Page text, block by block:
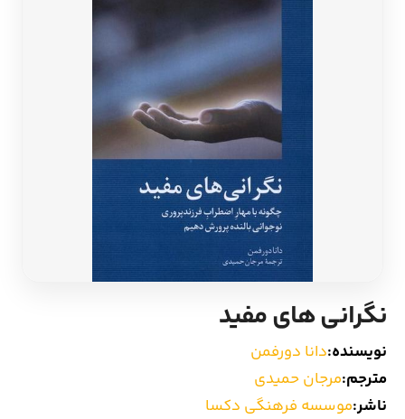
ادبیات روسیه
ادبیات آمریکای لاتین
ادبیات آلمان
ادبیات ترکیه
ادبیات آسیا
سایر کشورهای اروپا
داستان کوتاه
شعر و متون کهن
نگرانی های مفید
نویسنده:دانا دورفمن
مترجم:مرجان حمیدی
ناشر:موسسه فرهنگی دکسا